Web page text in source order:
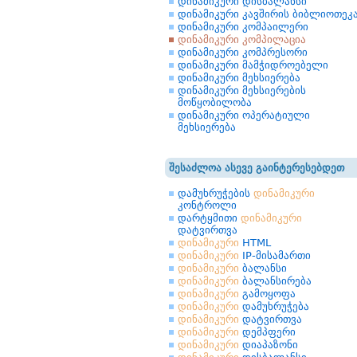
დინამიკური კავშირის
დინამიკური კომპაილერი
დინამიკური კომპილაცია
დინამიკური კომპრესორი
დინამიკური მამჭიდროებელი
დინამიკური მეხსიერება
დინამიკური მეხსიერების
მოწყობილობა
დინამიკური ოპერატიული
მეხსიერება
შესაძლოა ასევე გაინტერესებდეთ
დამუხრუჭების დინამიკური
კონტროლი
დარტყმითი დინამიკური
დატვირთვა
დინამიკური HTML
დინამიკური IP-მისამართი
დინამიკური ბალანსი
დინამიკური ბალანსირება
დინამიკური გამოყოფა
დინამიკური დამუხრუჭება
დინამიკური დატვირთვა
დინამიკური დემპფერი
დინამიკური დიაპაზონი